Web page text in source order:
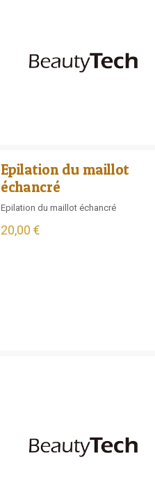
Epilation du maillot
échancré
Epilation du maillot échancré
20,00 €